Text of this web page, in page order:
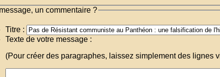
un commentaire ?
Titre :
Texte de votre message :
(Pour créer des paragraphes, laissez simplement des lignes